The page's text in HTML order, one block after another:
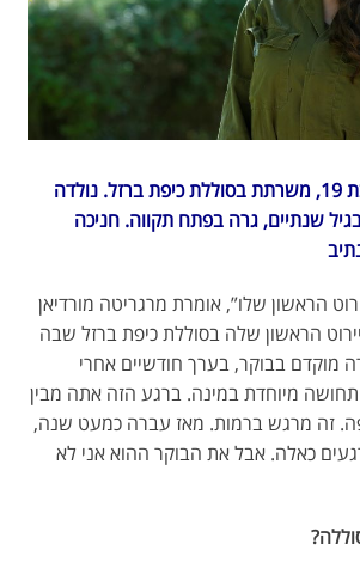
מרגריטה מורדיאן, בת 19, משרתת בסוללת כיפת ברזל. נולדה
שנתיים, גרה בפתח תקווה. חניכה
הראשון שלו”, אומרת מרגריטה מורדיאן
הראשון שלה בסוללת כיפת ברזל שבה
מוקדם בבוקר, בערך חודשיים אחרי
מיוחדת במינה. ברגע הזה אתה מבין
זה מרגש ברמות. מאז עברה כמעט שנה,
כאלה. אבל את הבוקר ההוא אני לא